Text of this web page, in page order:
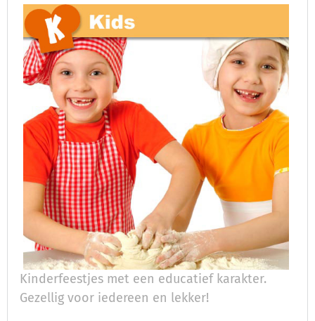
Kinderfeestjes met een educatief karakter.
Gezellig voor iedereen en lekker!